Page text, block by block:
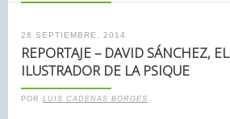
28 SEPTIEMBRE, 2014
REPORTAJE – DAVID SÁNCHEZ, EL
ILUSTRADOR DE LA PSIQUE
POR LUIS CADENAS BORGES